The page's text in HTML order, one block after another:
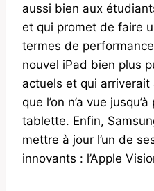
aussi bien aux
et qui promet de faire
termes de
nouvel iPad bien plus
actuels et qui
que l’on n’a vue
tablette. Enfin,
mettre à jour l’un de
innovants : l’Apple